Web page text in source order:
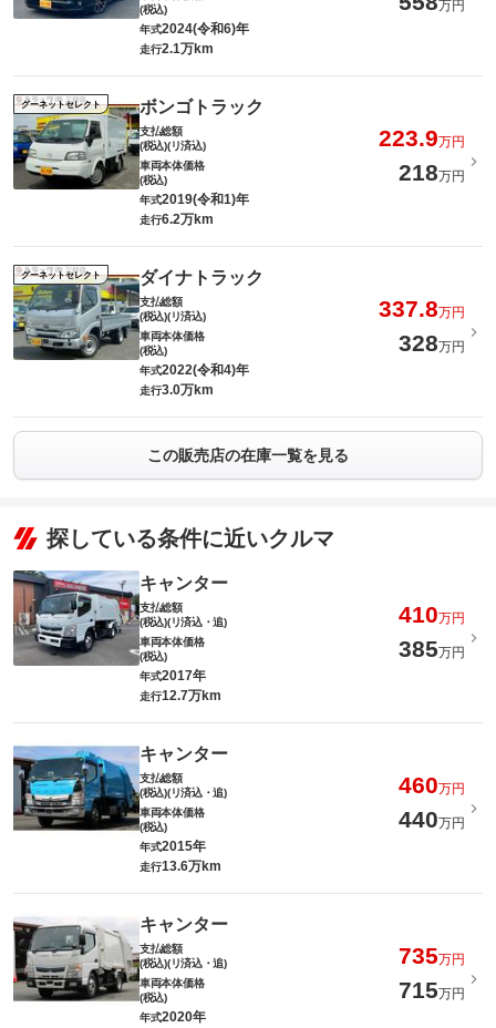
(税込)
万円
年式2024(令和6)年
走行2.1万km
グーネットセレクト ボンゴトラック
支払総額
(税込)(リ済込)
223.9万円
車両本体価格
(税込)
218万円
年式2019(令和1)年
走行6.2万km
グーネットセレクト ダイナトラック
支払総額
(税込)(リ済込)
337.8万円
車両本体価格
(税込)
328万円
年式2022(令和4)年
走行3.0万km
この販売店の在庫一覧を見る
探している条件に近いクルマ
キャンター
支払総額
(税込)(リ済込・追)
410万円
車両本体価格
(税込)
385万円
年式2017年
走行12.7万km
キャンター
支払総額
(税込)(リ済込・追)
460万円
車両本体価格
(税込)
440万円
年式2015年
走行13.6万km
キャンター
支払総額
(税込)(リ済込・追)
735万円
車両本体価格
(税込)
715万円
年式2020年